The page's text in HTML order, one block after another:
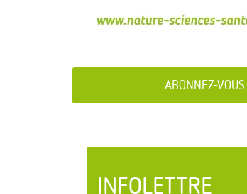
ABONNEZ-VOUS
INFOLETTRE